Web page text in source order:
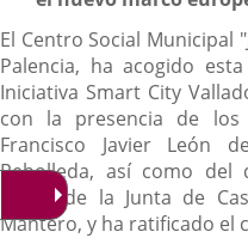
El Centro Social Municipal
Palencia, ha acogido
Iniciativa Smart City
con la presencia de los
Francisco Javier León
Rebolleda, así como del
Minas de la Junta de
Mantero, y ha ratificado el